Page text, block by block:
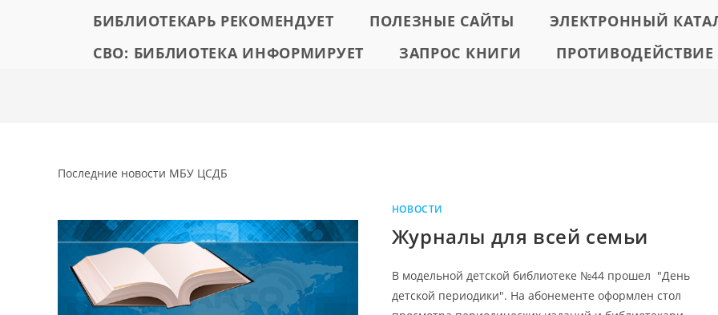
БИБЛИОТЕКАРЬ РЕКОМЕНДУЕТ
ПОЛЕЗНЫЕ САЙТЫ
ЭЛЕКТРОННЫЙ
СВО: БИБЛИОТЕКА ИНФОРМИРУЕТ
ЗАПРОС КНИГИ
Последние новости МБУ ЦСДБ
НОВОСТИ
Журналы для всей семьи
В модельной детской библиотеке №44 прошел "День
детской периодики". На абонементе оформлен стол